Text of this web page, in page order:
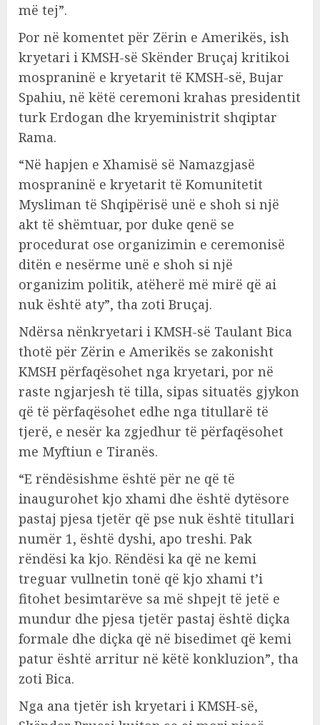
më tej”.
Por në komentet për Zërin e Amerikës, ish
kryetari i KMSH-së Skënder Bruçaj kritikoi
mospraninë e kryetarit të KMSH-së, Bujar
Spahiu, në këtë ceremoni krahas presidentit
turk Erdogan dhe kryeministrit shqiptar
Rama.
“Në hapjen e Xhamisë së Namazgjasë
mospraninë e kryetarit të Komunitetit
Mysliman të Shqipërisë unë e shoh si një
akt të shëmtuar, por duke qenë se
procedurat ose organizimin e ceremonisë
ditën e nesërme unë e shoh si një
organizim politik, atëherë më mirë që ai
nuk është aty”, tha zoti Bruçaj.
Ndërsa nënkryetari i KMSH-së Taulant Bica
thotë për Zërin e Amerikës se zakonisht
KMSH përfaqësohet nga kryetari, por në
raste ngjarjesh të tilla, sipas situatës gjykon
që të përfaqësohet edhe nga titullarë të
tjerë, e nesër ka zgjedhur të përfaqësohet
me Myftiun e Tiranës.
“E rëndësishme është për ne që të
inaugurohet kjo xhami dhe është dytësore
pastaj pjesa tjetër që pse nuk është titullari
numër 1, është dyshi, apo treshi. Pak
rëndësi ka kjo. Rëndësi ka që ne kemi
treguar vullnetin tonë që kjo xhami t’i
fitohet besimtarëve sa më shpejt të jetë e
mundur dhe pjesa tjetër pastaj është diçka
formale dhe diçka që në bisedimet që kemi
patur është arritur në këtë konkluzion”, tha
zoti Bica.
Nga ana tjetër ish kryetari i KMSH-së,